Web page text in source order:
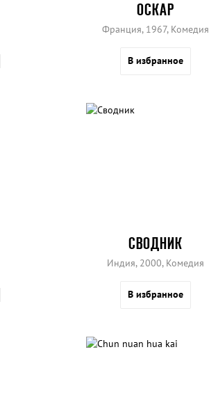
ОСКАР
Франция, 1967, Комедия
В избранное
СВОДНИК
Индия, 2000, Комедия
В избранное